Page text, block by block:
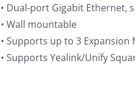
• Dual-port Gigabit Ethernet,
• Wall mountable
• Supports up to 3 Expansion
• Supports Yealink/Unify